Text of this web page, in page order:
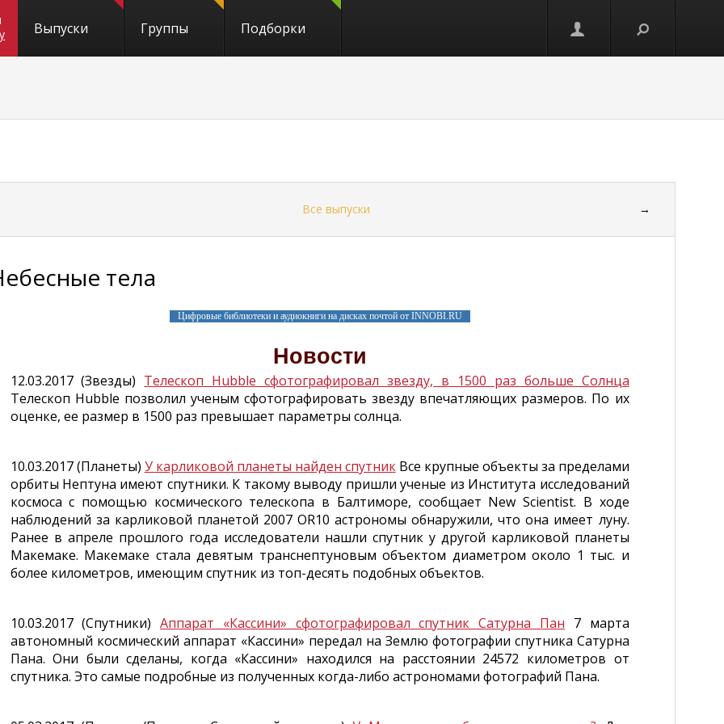
Выпуски Группы Подборки
Все выпуски →
тела
Цифровые библиотеки и аудиокниги на дисках почтой от INNOBI.RU
Новости
12.03.2017 (Звезды) Телескоп Hubble сфотографировал звезду, в 1500 раз больше Солнца
Телескоп Hubble позволил ученым сфотографировать звезду впечатляющих размеров. По их
оценке, ее размер в 1500 раз превышает параметры солнца.
10.03.2017 (Планеты) У карликовой планеты найден спутникВсе крупные объекты за пределами
орбиты Нептуна имеют спутники. К такому выводу пришли ученые из Института исследований
космоса с помощью космического телескопа в Балтиморе, сообщает New Scientist. В ходе
наблюдений за карликовой планетой 2007 OR10 астрономы обнаружили, что она имеет луну.
Ранее в апреле прошлого года исследователи нашли спутник у другой карликовой планеты
Макемаке. Макемаке стала девятым транснептуновым объектом диаметром около 1 тыс. и
более километров, имеющим спутник из топ-десять подобных объектов.
10.03.2017 (Спутники)Аппарат «Кассини» сфотографировал спутник Сатурна Пан 7 марта
автономный космический аппарат «Кассини» передал на Землю фотографии спутника Сатурна
Пана. Они были сделаны, когда «Кассини» находился на расстоянии 24572 километров от
спутника. Это самые подробные из полученных когда-либо астрономами фотографий Пана.